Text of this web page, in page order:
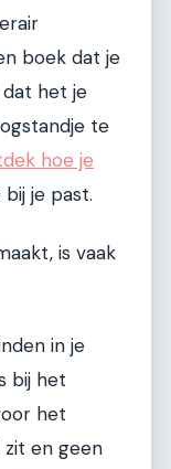
boek dat je
het je
te
hoe je
bij je past.
is vaak
in je
bij het
het
en geen